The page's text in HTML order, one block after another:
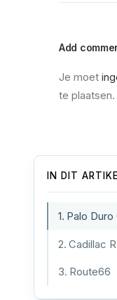
Add
Je moet
te plaatsen.
IN DIT
Palo
Cadillac
Route66